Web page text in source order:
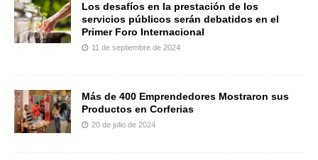
Los desafíos en la prestación de los
servicios públicos serán debatidos en el
Primer Foro Internacional
11 de septiembre de 2024
Más de 400 Emprendedores Mostraron sus
Productos en Corferias
20 de julio de 2024